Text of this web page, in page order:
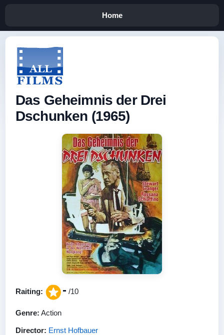
Home
Das Geheimnis der Drei
Dschunken (1965)
Raiting: - /10
Genre: Action
Director: Ernst Hofbauer